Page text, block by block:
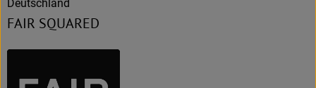
Deutschland
FAIR SQUARED